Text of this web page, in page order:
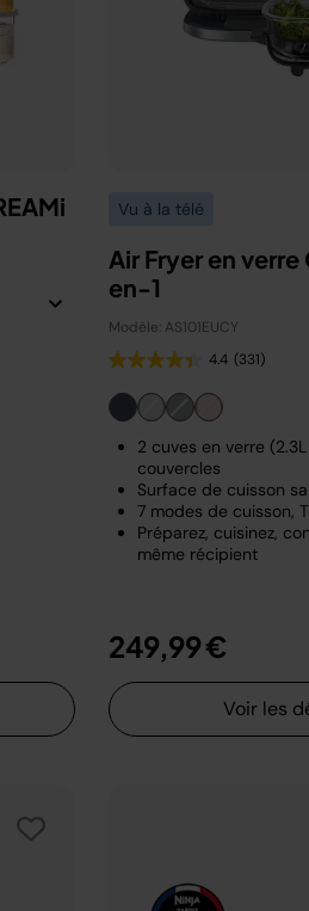
Vu à la télé
Air Fryer en
en-1
Modèle: AS101EUCY
4.4 (331)
2 cuves en verre
couvercles
Surface de cuisson
7 modes de cuisson,
Préparez, cuisinez,
même récipient
249,99 €
Voir les